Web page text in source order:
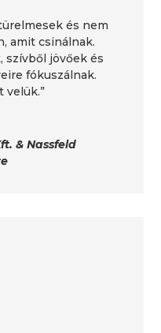
és nem
amit csinálnak.
szívből jövőek és
fókuszálnak.
velük.”
& Nassfeld